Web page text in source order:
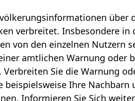
über
verbreitet. Insbesondere in
von den einzelnen Nutzern
amtlichen Warnung oder
Sie die Warnung
Ihre Nachbarn
Informieren Sie Sich weiter